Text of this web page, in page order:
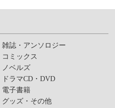
雑誌・アンソロジー
コミックス
ノベルズ
ドラマCD・DVD
電子書籍
グッズ・その他